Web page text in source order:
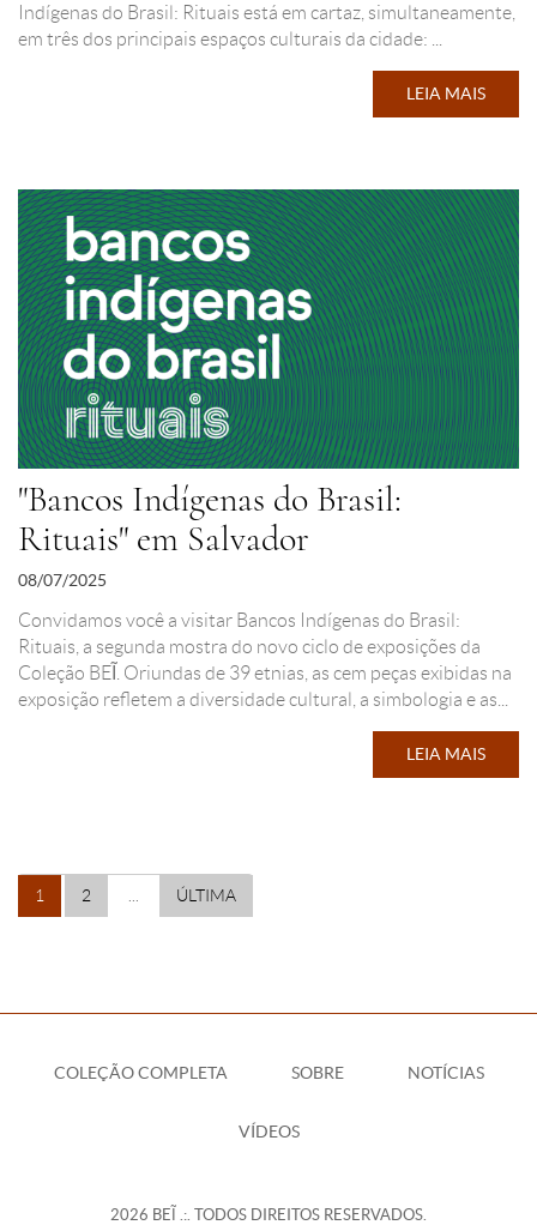
Indígenas do Brasil: Rituais está em cartaz, simultaneamente,
em três dos principais espaços culturais da cidade: ...
LEIA MAIS
"Bancos Indígenas do Brasil:
Rituais" em Salvador
08/07/2025
Convidamos você a visitar Bancos Indígenas do Brasil:
Rituais, a segunda mostra do novo ciclo de exposições da
Coleção BEĨ. Oriundas de 39 etnias, as cem peças exibidas na
exposição refletem a diversidade cultural, a simbologia e as...
LEIA MAIS
1 2 ... ÚLTIMA
COLEÇÃO COMPLETA SOBRE NOTÍCIAS
VÍDEOS
2026 BEĨ .:. TODOS DIREITOS RESERVADOS.